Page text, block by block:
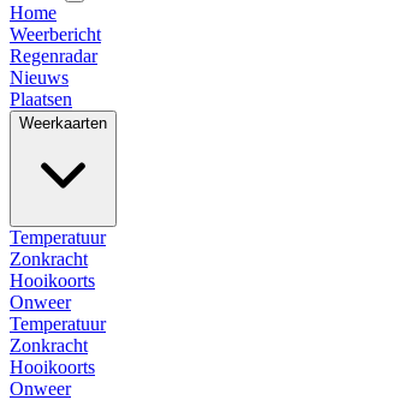
Home
Weerbericht
Regenradar
Nieuws
Plaatsen
Weerkaarten
Temperatuur
Zonkracht
Hooikoorts
Onweer
Temperatuur
Zonkracht
Hooikoorts
Onweer